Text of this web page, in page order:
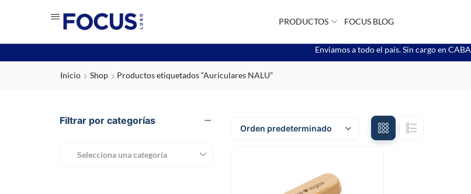
PRODUCTOS FOCUS BLOG
Enviamos a todo el país. Sin cargo en CABA
Inicio Shop Productos etiquetados “Auriculares NALU”
Filtrar por categorías
Selecciona una categoría